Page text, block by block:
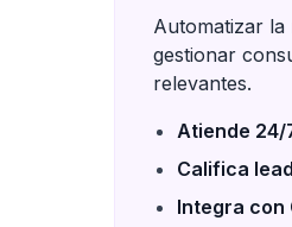
Automatizar
gestionar
relevantes.
Atiende 24/
Califica
Integra con